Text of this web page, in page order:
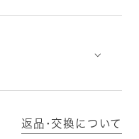
⌵
返品･交換について